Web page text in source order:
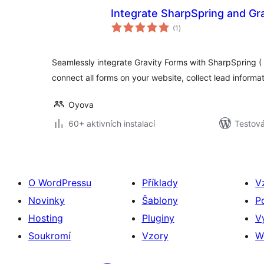
Integrate SharpSpring and
(1 celkové
hodnocení
)
Seamlessly integrate Gravity Forms with SharpSpring
connect all forms on your website, collect lead
Oyova
60+ aktivních instalací
O WordPressu
Novinky
Hosting
Soukromí
Příklady
Šablony
Pluginy
Vzory